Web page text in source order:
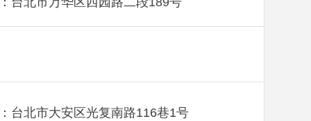
台北市大安区光复南路116巷1号